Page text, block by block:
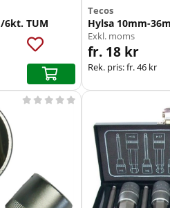
6kt. TUM
Tecos
Hylsa 10mm-
Exkl. moms
fr. 18 kr
Rek. pris:fr. 46 kr
    